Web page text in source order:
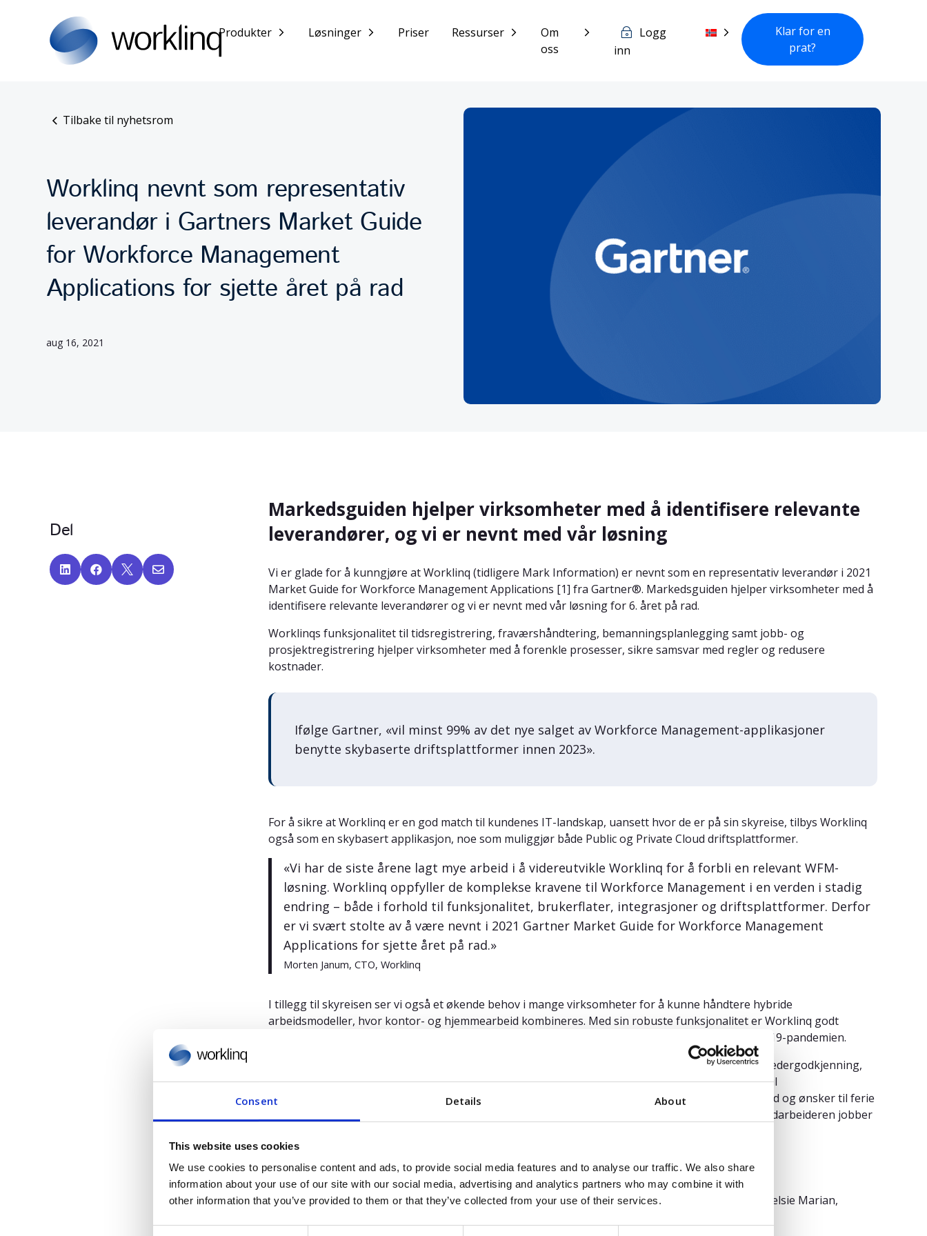
Consent Details About
This website uses cookies
We use cookies to personalise content and ads, to provide social media features and to analyse our traffic. We also share
information about your use of our site with our social media, advertising and analytics partners who may combine it with
other information that you’ve provided to them or that they’ve collected from your use of their services.
Produkter Løsninger Priser Ressurser
Om
oss
Logg
inn
Klar for en
prat?
Tilbake til nyhetsrom
Worklinq nevnt som representativ
leverandør i Gartners Market Guide
for Workforce Management
Applications for sjette året på rad
aug 16, 2021
Del
   
Markedsguiden hjelper virksomheter med å identifisere relevante
leverandører, og vi er nevnt med vår løsning
Vi er glade for å kunngjøre at Worklinq (tidligere Mark Information) er nevnt som en representativ leverandør i 2021
Market Guide for Workforce Management Applications [1] fra Gartner®. Markedsguiden hjelper virksomheter med å
identifisere relevante leverandører og vi er nevnt med vår løsning for 6. året på rad.
Worklinqs funksjonalitet til tidsregistrering, fraværshåndtering, bemanningsplanlegging samt jobb- og
prosjektregistrering hjelper virksomheter med å forenkle prosesser, sikre samsvar med regler og redusere
kostnader.
Ifølge Gartner, «vil minst 99% av det nye salget av Workforce Management-applikasjoner
benytte skybaserte driftsplattformer innen 2023».
For å sikre at Worklinq er en god match til kundenes IT-landskap, uansett hvor de er på sin skyreise, tilbys Worklinq
også som en skybasert applikasjon, noe som muliggjør både Public og Private Cloud driftsplattformer.
«Vi har de siste årene lagt mye arbeid i å videreutvikle Worklinq for å forbli en relevant WFM-
løsning. Worklinq oppfyller de komplekse kravene til Workforce Management i en verden i stadig
endring – både i forhold til funksjonalitet, brukerflater, integrasjoner og driftsplattformer. Derfor
er vi svært stolte av å være nevnt i 2021 Gartner Market Guide for Workforce Management
Applications for sjette året på rad.»
Morten Janum, CTO, Worklinq
I tillegg til skyreisen ser vi også et økende behov i mange virksomheter for å kunne håndtere hybride
arbeidsmodeller, hvor kontor- og hjemmearbeid kombineres. Med sin robuste funksjonalitet er Worklinq godt
posisjonert til å kunne støtte de nye måter å arbeide på, som har oppstått i kjølvannet av COVID-19-pandemien.
For eksempel støtter vår mobilapp medarbeidernes tids-, prosjekt- og fraværsregistrering samt ledergodkjenning,
uansett hvor og når de jobber, for å kunne spore fremdriften på oppgaver og levere valide data til
lønnsbehandlingen. Med selvbetjeningsmuligheter kan medarbeiderne angi foretrukket arbeidstid og ønsker til ferie
samt bytte/selge/overta ledige vakter. Gjennom integrasjon til Outlook blir informasjonen om medarbeideren jobber
Gartner, “Market Guide for Workforce Management Applications”, Sam Grinter, Ron Hanscome, Kelsie Marian,